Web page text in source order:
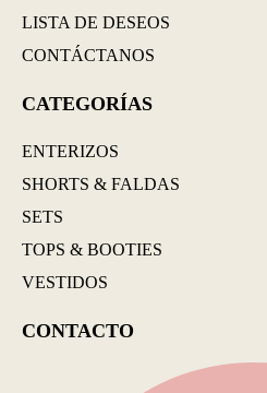
LISTA DE DESEOS
CONTÁCTANOS
CATEGORÍAS
ENTERIZOS
SHORTS & FALDAS
SETS
TOPS & BOOTIES
VESTIDOS
CONTACTO